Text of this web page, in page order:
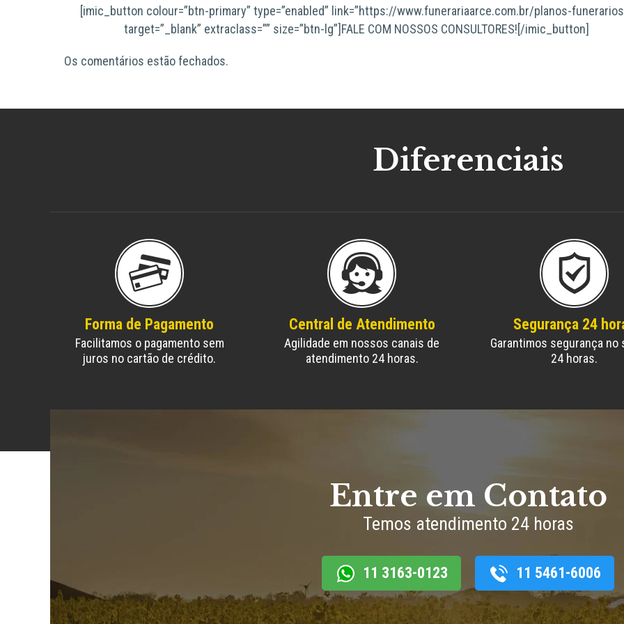
[imic_button colour=”btn-primary” type=”enabled” link=”https://www.funerariaarce.com.br/planos-
target=”_blank” extraclass=”” size=”btn-lg”]FALE COM NOSSOS CONSULTORES![/imic_button]
Os comentários estão fechados.
Diferenciais
Forma de Pagamento
Facilitamos o pagamento sem
juros no cartão de crédito.
Central de Atendimento
Agilidade em nossos canais de
atendimento 24 horas.
Segurança 24
Garantimos segurança no
24 horas.
Entre em Contato
Temos atendimento 24 horas
11 3163-0123 11 5461-6006